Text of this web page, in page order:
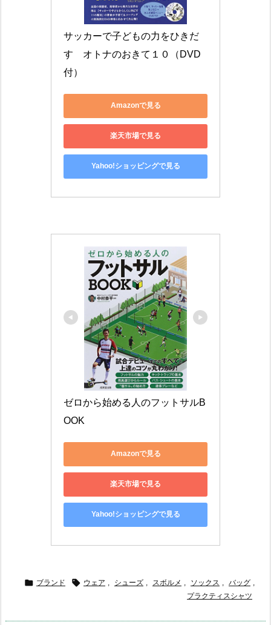
サッカーで子どもの力をひきだ
す　オトナのおきて１０（DVD
付）
Amazonで見る
楽天市場で見る
Yahoo!ショッピングで見る
ゼロから始める人のフットサルB
OOK
Amazonで見る
楽天市場で見る
Yahoo!ショッピングで見る
 ブランド  ウェア シューズ スボルメ ソックス バッグ
プラクティスシャツ